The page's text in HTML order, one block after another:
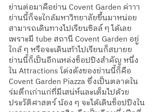
ย่านต่อมาคือย่าน Covent Garden ค่าาา
ย่านนี้ก็จะใกล้มหาวิทยาลัยขึ้นมาหน่อย
สามารถเดินทางไปเรียนชิลล์ ๆ ได้เลย
เพราะมี tube สถานี Covent Garden อยู่
ใกล้ ๆ หรือจะเดินเท้าไปเรียนก็สบายย
ย่านนี้ก็เป็นอีกแหล่งช็อปปิงสำคัญ หนึ่ง
ใน Attractions โด่งดังของย่านนี้ก็คือ
Covent Garden Piazza ซึ่งเป็นตลาดใน
ร่มตึกเก่าแก่ที่มีเสน่ห์และเต็มไปด้วย
ประวัติศาสตร์ น้อง ๆ จะได้เดินช็อปปิงใน